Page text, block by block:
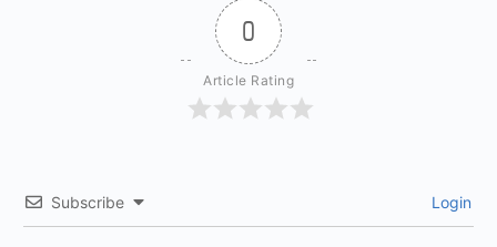
0
Article Rating
Subscribe Login